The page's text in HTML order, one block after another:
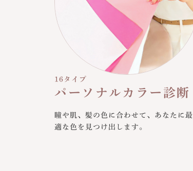
16タイプ
パーソナルカラー診断
瞳や肌、髪の色に合わせて、あなたに最
適な色を見つけ出します。